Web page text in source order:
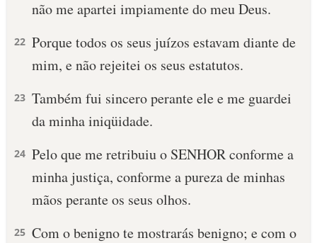
não me apartei impiamente do meu Deus.
22 Porque todos os seus juízos estavam diante de
mim, e não rejeitei os seus estatutos.
23 Também fui sincero perante ele e me guardei
da minha iniqüidade.
24 Pelo que me retribuiu o SENHOR conforme a
minha justiça, conforme a pureza de minhas
mãos perante os seus olhos.
25 Com o benigno te mostrarás benigno; e com o